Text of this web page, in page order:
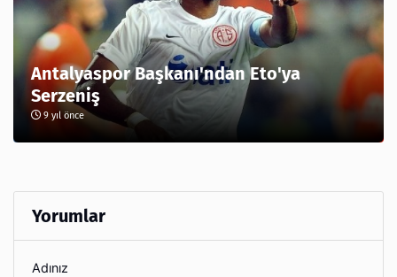
Antalyaspor Başkanı'ndan Eto'ya
Serzeniş
9 yıl önce
Yorumlar
Adınız